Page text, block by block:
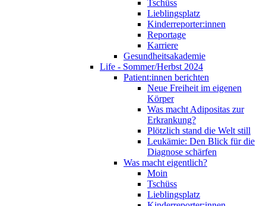
Tschüss
Lieblingsplatz
Kinderreporter:innen
Reportage
Karriere
Gesundheitsakademie
Life - Sommer/Herbst 2024
Patient:innen berichten
Neue Freiheit im eigenen
Körper
Was macht Adipositas zur
Erkrankung?
Plötzlich stand die Welt still
Leukämie: Den Blick für die
Diagnose schärfen
Was macht eigentlich?
Moin
Tschüss
Lieblingsplatz